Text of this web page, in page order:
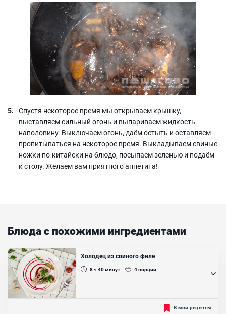
Спустя некоторое время мы открываем крышку,
выставляем сильный огонь и выпариваем жидкость
наполовину. Выключаем огонь, даём остыть и оставляем
пропитываться на некоторое время. Выкладываем свиные
ножки по-китайски на блюдо, посыпаем зеленью и подаём
к столу. Желаем вам приятного аппетита!
Блюда с похожими ингредиентами
Холодец из свиного филе
8 ч 40минут 4порции
Чтобы холодец получился особенно вкусным, нужно
В мои рецепты